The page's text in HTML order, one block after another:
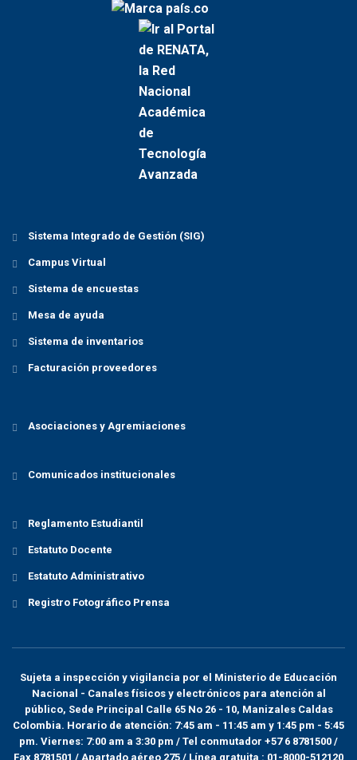
Sistema Integrado de Gestión (SIG)
Campus Virtual
Sistema de encuestas
Mesa de ayuda
Sistema de inventarios
Facturación proveedores
Asociaciones y Agremiaciones
Comunicados institucionales
Reglamento Estudiantil
Estatuto Docente
Estatuto Administrativo
Registro Fotográfico Prensa
Sujeta a inspección y vigilancia por el Ministerio de Educación
Nacional - Canales físicos y electrónicos para atención al
público, Sede Principal Calle 65 No 26 - 10, Manizales Caldas
Colombia. Horario de atención: 7:45 am - 11:45 am y 1:45 pm - 5:45
pm. Viernes: 7:00 am a 3:30 pm / Tel conmutador +57 6 8781500 /
Fax 8781501 / Apartado aéreo 275 / Línea gratuita : 01-8000-512120